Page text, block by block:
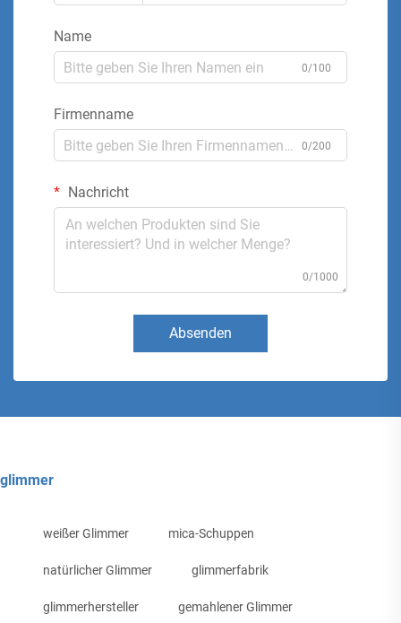
Name
0/100
Firmenname
0/200
Nachricht
0/1000
Absenden
glimmer
weißer Glimmer mica-Schuppen
natürlicher Glimmer glimmerfabrik
glimmerhersteller gemahlener Glimmer